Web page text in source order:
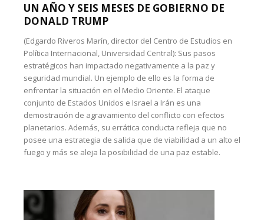
UN AÑO Y SEIS MESES DE GOBIERNO DE
DONALD TRUMP
(Edgardo Riveros Marín, director del Centro de Estudios en
Política Internacional, Universidad Central): Sus pasos
estratégicos han impactado negativamente a la paz y
seguridad mundial. Un ejemplo de ello es la forma de
enfrentar la situación en el Medio Oriente. El ataque
conjunto de Estados Unidos e Israel a Irán es una
demostración de agravamiento del conflicto con efectos
planetarios. Además, su errática conducta refleja que no
posee una estrategia de salida que de viabilidad a un alto el
fuego y más se aleja la posibilidad de una paz estable.